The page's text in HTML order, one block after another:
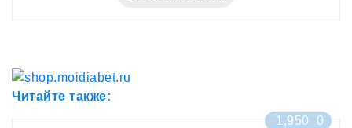
Читайте также:
1,950
0